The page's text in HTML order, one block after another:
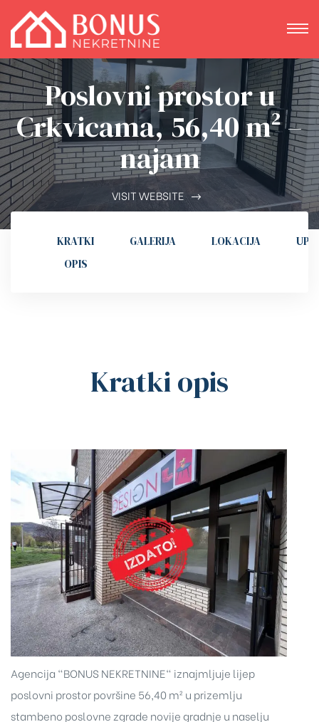
Poslovni prostor u
Crkvicama, 56,40 m² –
najam
VISIT WEBSITE
KRATKI
OPIS
GALERIJA LOKACIJA UPIT
Kratki opis
Agencija "BONUS NEKRETNINE" iznajmljuje lijep
poslovni prostor površine 56,40 m² u prizemlju
stambeno poslovne zgrade novije gradnje u naselju